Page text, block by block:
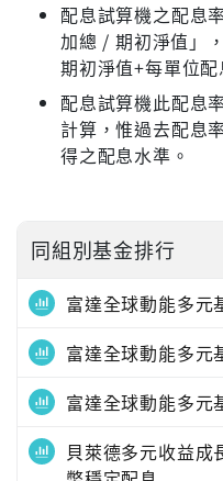
配息試算機之配息
加總 / 期初淨值」
期初淨值+每單位
配息試算機此配息
計算，惟過去配息
得之配息水準。
同組別基金排行
富達全球動能多元
富達全球動能多元
富達全球動能多元
貝萊德多元收益